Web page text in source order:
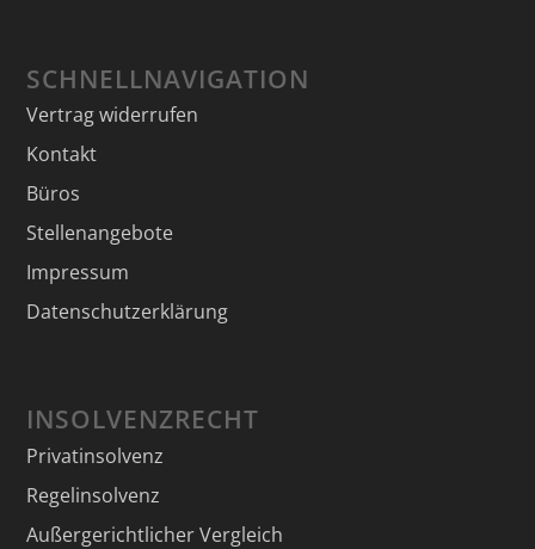
SCHNELLNAVIGATION
Vertrag widerrufen
Kontakt
Büros
Stellenangebote
Impressum
Datenschutzerklärung
INSOLVENZRECHT
Privatinsolvenz
Regelinsolvenz
Außergerichtlicher Vergleich